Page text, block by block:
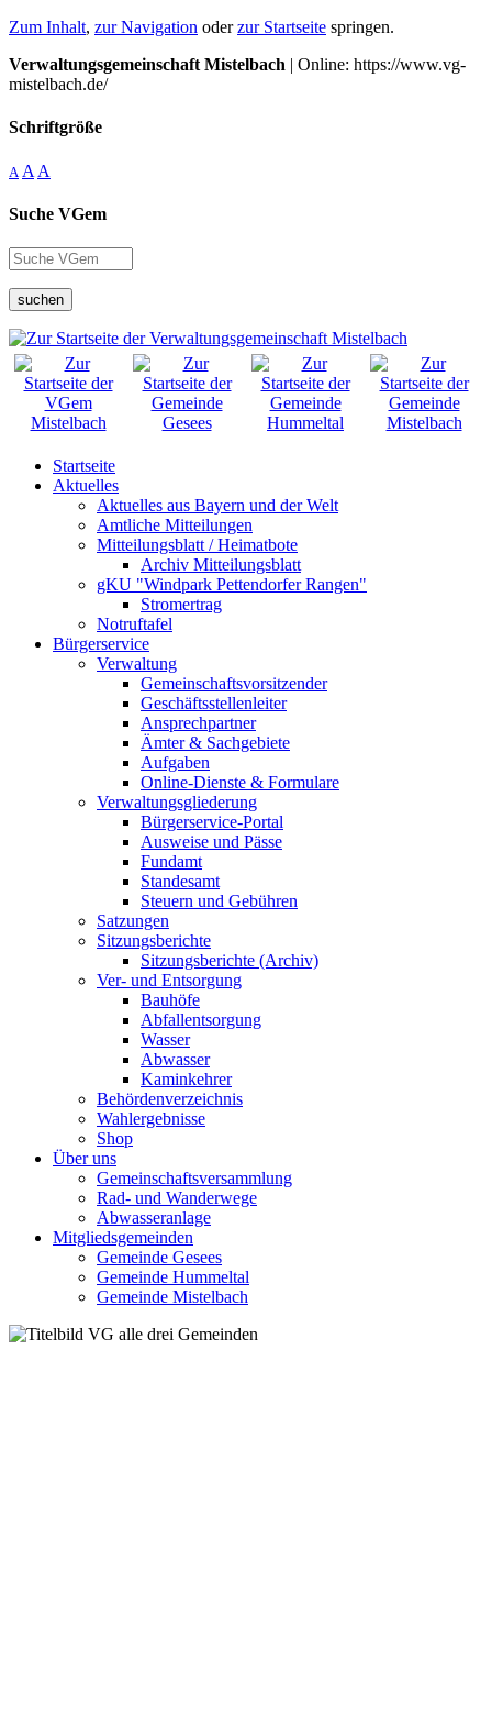
Zum Inhalt, zur Navigation oderzur Startseite springen.
Verwaltungsgemeinschaft Mistelbach | Online: https://www.vg-
mistelbach.de/
Schriftgröße
A A A
Suche VGem
suchen
Startseite
Aktuelles
Aktuelles aus Bayern und der Welt
Amtliche Mitteilungen
Mitteilungsblatt / Heimatbote
Archiv Mitteilungsblatt
gKU "Windpark Pettendorfer Rangen"
Stromertrag
Notruftafel
Bürgerservice
Verwaltung
Gemeinschaftsvorsitzender
Geschäftsstellenleiter
Ansprechpartner
Ämter & Sachgebiete
Aufgaben
Online-Dienste & Formulare
Verwaltungsgliederung
Bürgerservice-Portal
Ausweise und Pässe
Fundamt
Standesamt
Steuern und Gebühren
Satzungen
Sitzungsberichte
Sitzungsberichte (Archiv)
Ver- und Entsorgung
Bauhöfe
Abfallentsorgung
Wasser
Abwasser
Kaminkehrer
Behördenverzeichnis
Wahlergebnisse
Shop
Über uns
Gemeinschaftsversammlung
Rad- und Wanderwege
Abwasseranlage
Mitgliedsgemeinden
Gemeinde Gesees
Gemeinde Hummeltal
Gemeinde Mistelbach